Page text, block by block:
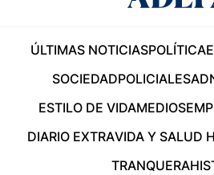
ÚLTIMAS NOTICIASPOLÍTICA
SOCIEDADPOLICIALES
ESTILO DE VIDAMEDIOS
DIARIO EXTRAVIDA Y SALUD
TRANQUERA